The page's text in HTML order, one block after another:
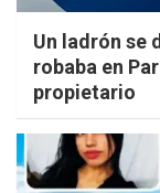
Un ladrón se
robaba en
propietario